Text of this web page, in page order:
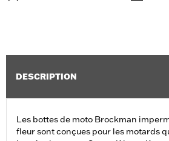
DESCRIPTION
Les bottes de moto Brockman
fleur sont conçues pour les motards